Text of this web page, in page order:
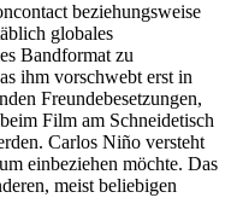
beziehungsweise
globales
Bandformat zu
ihm vorschwebt erst in
Freundebesetzungen,
Film am Schneidetisch
Carlos Niño versteht
einbeziehen möchte. Das
meist beliebigen